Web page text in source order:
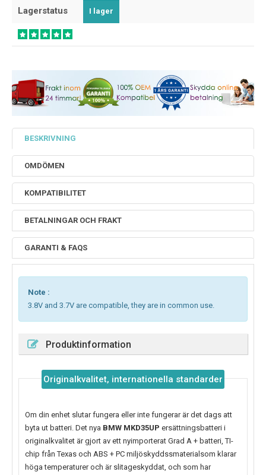
Lagerstatus I lager
BESKRIVNING
OMDÖMEN
KOMPATIBILITET
BETALNINGAR OCH FRAKT
GARANTI & FAQS
Note :
3.8V and 3.7V are compatible, they are in common use.
Produktinformation
Originalkvalitet, internationella standarder
Om din enhet slutar fungera eller inte fungerar är det dags att
byta ut batteri. Det nya BMW MKD35UP ersättningsbatteri i
originalkvalitet är gjort av ett nyimporterat Grad A + batteri, TI-
chip från Texas och ABS + PC miljöskyddssmaterialsom klarar
höga temperaturer och är slitageskyddat, och som har